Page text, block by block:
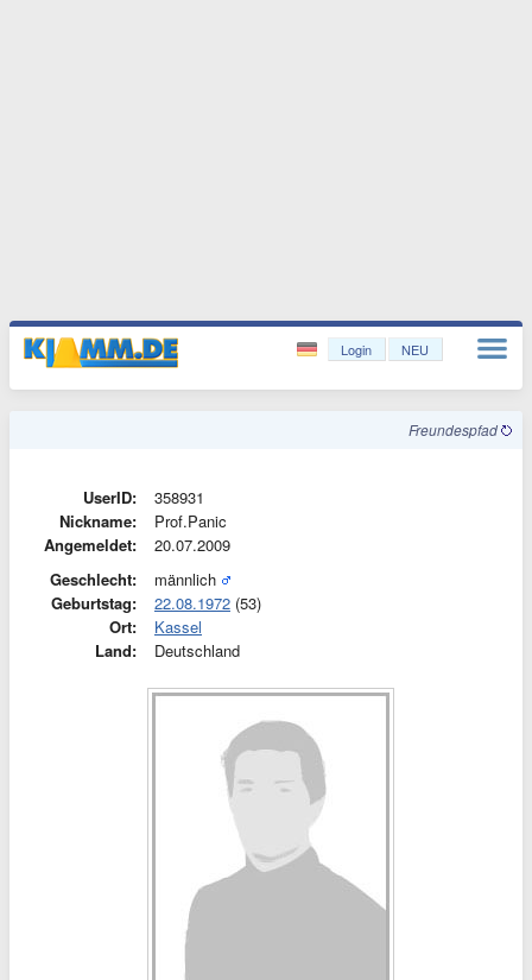
Login NEU
Freundespfad
UserID:
358931
Nickname:
Prof.Panic
Angemeldet:
20.07.2009
Geschlecht:
männlich
Geburtstag:
22.08.1972 (53)
Ort:
Kassel
Land:
Deutschland